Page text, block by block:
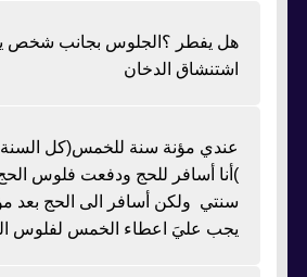
هل يفطر ؟الجلوس بجانب شخص
اشتنشاق الدخان
عندي مؤنة سنة للخمس(كل
)أنا أسافر للحج ودفعت فلوس
سنتي ولكن أسافر الى الحج بعد
يجب عليَ اعطاء الخمس لفلوس